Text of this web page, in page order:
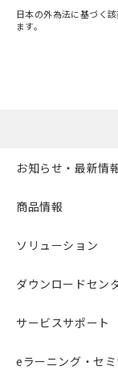
日本の外為法に基づく
ます。
お知らせ・最新情
商品情報
ソリューション
ダウンロードセン
サービスサポート
eラーニング・セミ